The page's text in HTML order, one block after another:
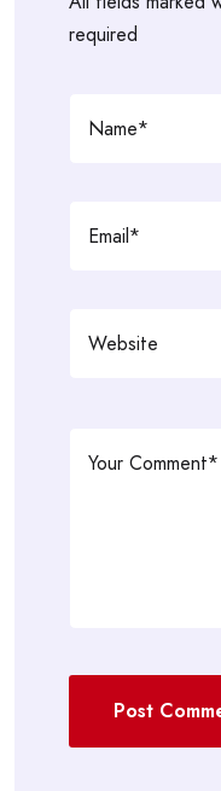
required
Post